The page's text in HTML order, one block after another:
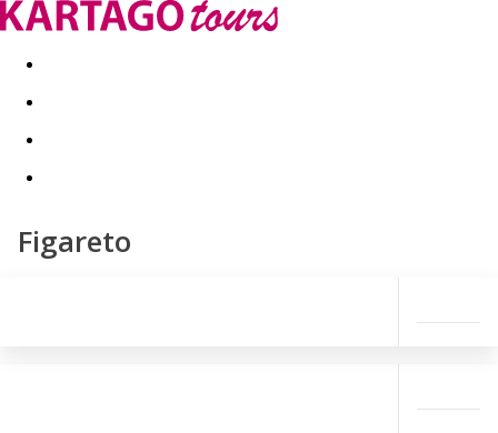
Last minute Dovolenkové kluby
Figareto